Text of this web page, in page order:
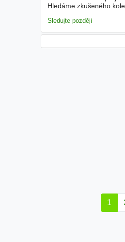
Hledáme zkušeného
Sledujte později
1